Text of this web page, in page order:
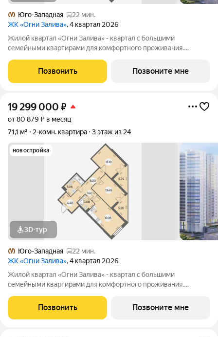
Юго-Западная
22 мин.
ЖК «Огни Залива», 4 квартал 2026
Жилой квартал «Огни Залива» - квартал с большими
семейными квартирами для комфортного проживания.
социальная среда. В проекте IV очереди преобладают двух и
Позвонить Позвоните мне
19 299 000 ₽
от 80 879 ₽ в месяц
71,1 м²
2-комн. квартира 3 этаж из 24
новостройка
3D-тур
Юго-Западная
22 мин.
ЖК «Огни Залива», 4 квартал 2026
Жилой квартал «Огни Залива» - квартал с большими
семейными квартирами для комфортного проживания.
социальная среда. В проекте IV очереди преобладают двух и
Позвонить Позвоните мне